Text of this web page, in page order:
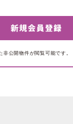
公開物件が閲覧可能です。